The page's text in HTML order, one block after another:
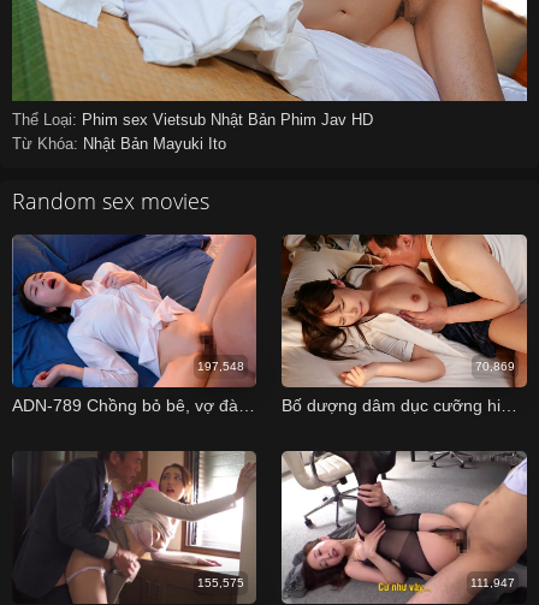
Thể Loại: Phim sex Vietsub Nhật Bản Phim Jav HD
Từ Khóa: Nhật Bản Mayuki Ito
Random sex movies
197,548 70,869
155,575 111,947